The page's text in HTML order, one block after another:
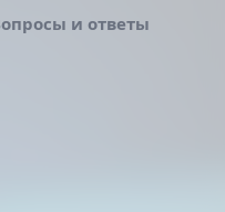
и ответы